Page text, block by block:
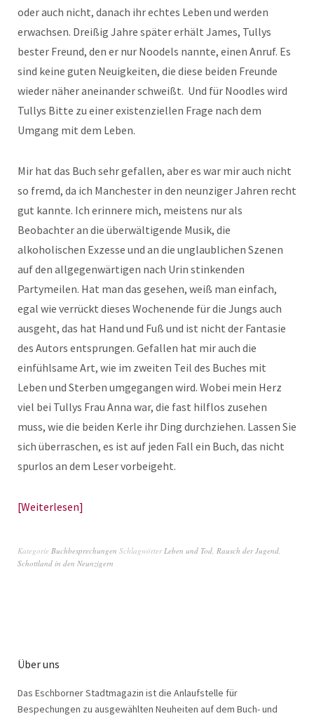
oder auch nicht, danach ihr echtes Leben und werden
erwachsen. Dreißig Jahre später erhält James, Tullys
bester Freund, den er nur Noodels nannte, einen Anruf. Es
sind keine guten Neuigkeiten, die diese beiden Freunde
wieder näher aneinander schweißt. Und für Noodles wird
Tullys Bitte zu einer existenziellen Frage nach dem
Umgang mit dem Leben.
Mir hat das Buch sehr gefallen, aber es war mir auch nicht
so fremd, da ich Manchester in den neunziger Jahren recht
gut kannte. Ich erinnere mich, meistens nur als
Beobachter an die überwältigende Musik, die
alkoholischen Exzesse und an die unglaublichen Szenen
auf den allgegenwärtigen nach Urin stinkenden
Partymeilen. Hat man das gesehen, weiß man einfach,
egal wie verrückt dieses Wochenende für die Jungs auch
ausgeht, das hat Hand und Fuß und ist nicht der Fantasie
des Autors entsprungen. Gefallen hat mir auch die
einfühlsame Art, wie im zweiten Teil des Buches mit
Leben und Sterben umgegangen wird. Wobei mein Herz
viel bei Tullys Frau Anna war, die fast hilflos zusehen
muss, wie die beiden Kerle ihr Ding durchziehen. Lassen Sie
sich überraschen, es ist auf jeden Fall ein Buch, das nicht
spurlos an dem Leser vorbeigeht.
Weiterlesen
Kategorie Buchbesprechungen SchlagwörterLeben und Tod, Rausch der Jugend,
Schottland in den Neunzigern
Über uns
Das Eschborner Stadtmagazin ist die Anlaufstelle für
Bespechungen zu ausgewählten Neuheiten auf dem Buch- und